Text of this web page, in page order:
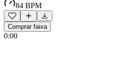
84 BPM
Comprar faixa
0:00